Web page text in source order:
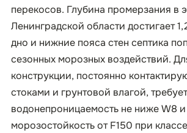
перекосов. Глубина промерзания в
Ленинградской области достигает
дно и нижние пояса стен септика
сезонных морозных воздействий.
конструкции, постоянно
стоками и грунтовой влагой,
водонепроницаемость не ниже W8 и
морозостойкость от F150 при